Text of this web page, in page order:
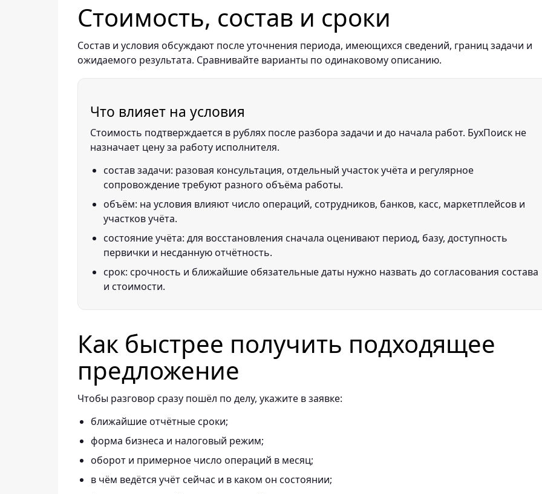
Стоимость, состав и сроки
Состав и условия обсуждают после уточнения периода, имеющихся сведений, границ задачи и
ожидаемого результата. Сравнивайте варианты по одинаковому описанию.
Что влияет на условия
Стоимость подтверждается в рублях после разбора задачи и до начала работ. БухПоиск не
назначает цену за работу исполнителя.
состав задачи: разовая консультация, отдельный участок учёта и регулярное
сопровождение требуют разного объёма работы.
объём: на условия влияют число операций, сотрудников, банков, касс, маркетплейсов и
участков учёта.
состояние учёта: для восстановления сначала оценивают период, базу, доступность
первички и несданную отчётность.
срок: срочность и ближайшие обязательные даты нужно назвать до согласования состава
и стоимости.
Как быстрее получить подходящее
предложение
Чтобы разговор сразу пошёл по делу, укажите в заявке:
ближайшие отчётные сроки;
форма бизнеса и налоговый режим;
оборот и примерное число операций в месяц;
в чём ведётся учёт сейчас и в каком он состоянии;